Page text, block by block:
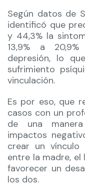
Según datos de
identificó que
y 44,3% la
13,9% a
depresión, lo
sufrimiento
vinculación.
Es por eso, que
casos con un
de una
impactos
crear un vínculo
entre la madre,
favorecer un
los dos.